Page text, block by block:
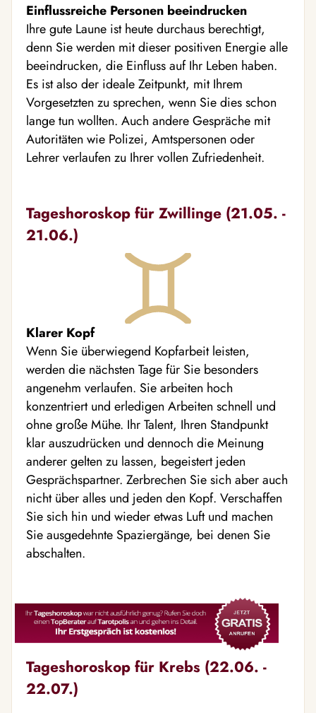
Einflussreiche Personen beeindrucken
Ihre gute Laune ist heute durchaus berechtigt,
denn Sie werden mit dieser positiven Energie alle
beeindrucken, die Einfluss auf Ihr Leben haben.
Es ist also der ideale Zeitpunkt, mit Ihrem
Vorgesetzten zu sprechen, wenn Sie dies schon
lange tun wollten. Auch andere Gespräche mit
Autoritäten wie Polizei, Amtspersonen oder
Lehrer verlaufen zu Ihrer vollen Zufriedenheit.
Tageshoroskop für Zwillinge (21.05. -
21.06.)
Klarer Kopf
Wenn Sie überwiegend Kopfarbeit leisten,
werden die nächsten Tage für Sie besonders
angenehm verlaufen. Sie arbeiten hoch
konzentriert und erledigen Arbeiten schnell und
ohne große Mühe. Ihr Talent, Ihren Standpunkt
klar auszudrücken und dennoch die Meinung
anderer gelten zu lassen, begeistert jeden
Gesprächspartner. Zerbrechen Sie sich aber auch
nicht über alles und jeden den Kopf. Verschaffen
Sie sich hin und wieder etwas Luft und machen
Sie ausgedehnte Spaziergänge, bei denen Sie
abschalten.
Tageshoroskop für Krebs (22.06. -
22.07.)